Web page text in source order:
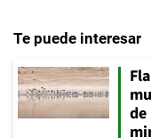
Te puede interesar
de